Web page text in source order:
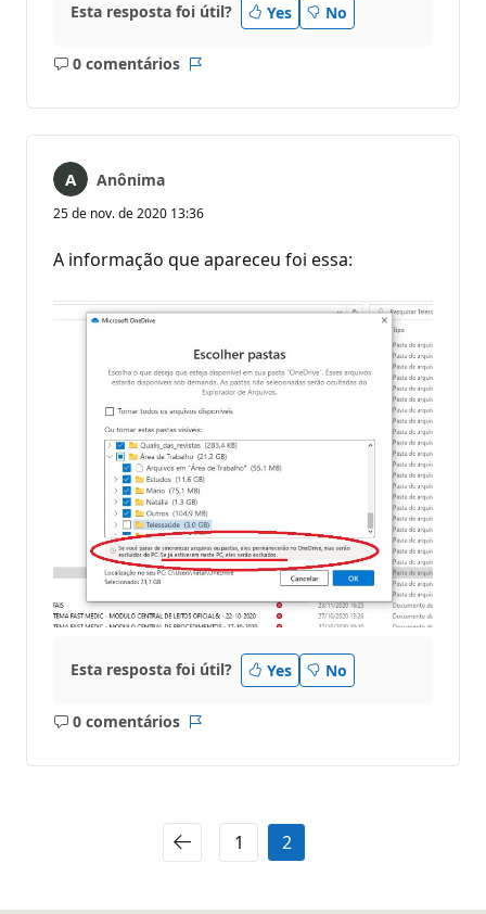
Esta resposta foi útil? Yes No
0 comentários
Sem
Anônima
25 de nov. de 2020 13:36
A informação que apareceu foi essa:
Esta resposta foi útil? Yes No
0 comentários
Sem
1 2